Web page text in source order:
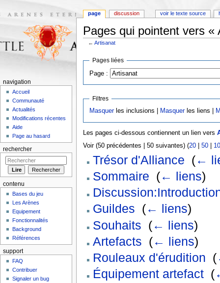
Pages qui pointent vers «
←Artisanat
Pages liées
Page :
Filtres
Masquerles inclusions | Masquerles liens |
Les pages ci-dessous contiennent un lien vers
Voir (50 précédentes | 50 suivantes) (20| 50|
Trésor d'Alliance (←
Sommaire (← liens)
Guildes (← liens)
Souhaits (← liens)
Artefacts (← liens)
Rouleaux d'érudition (
Équipement artefact‎ (
page discussion voir le texte source
navigation
Accueil
Communauté
Actualités
Modifications récentes
Aide
Page au hasard
rechercher
contenu
Bases du jeu
Les Arènes
Equipement
Fonctionnalités
Background
Références
support
FAQ
Contribuer
Signaler un bug